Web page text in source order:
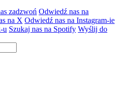
zadzwoń Odwiedź nas na
na X Odwiedź nas na Instagram-ie
u Szukaj nas na Spotify Wyślij do